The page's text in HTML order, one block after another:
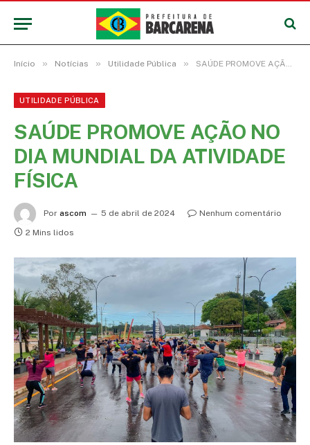
Início » Notícias » Utilidade Pública » SAÚDE PROMOVE AÇÃO NO DIA MUNDIAL DA ATIVIDADE FÍSICA
UTILIDADE PÚBLICA
SAÚDE PROMOVE AÇÃO NO
DIA MUNDIAL DA ATIVIDADE
FÍSICA
Por ascom 5 de abril de 2024
Nenhum comentário
2 Mins lidos